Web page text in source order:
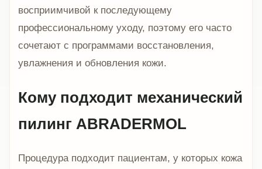
восприимчивой к последующему
профессиональному уходу, поэтому его часто
сочетают с программами восстановления,
увлажнения и обновления кожи.
Кому подходит механический
пилинг ABRADERMOL
Процедура подходит пациентам, у которых кожа